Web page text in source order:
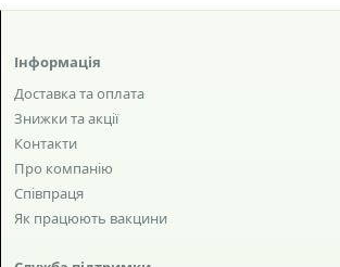
Інформація
Доставка та оплата
Знижки та акції
Контакти
Про компанію
Співпраця
Як працюють вакцини